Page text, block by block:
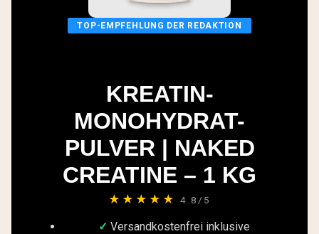
TOP-EMPFEHLUNG DER REDAKTION
KREATIN-
MONOHYDRAT-
PULVER | NAKED
CREATINE – 1 KG
★★★★★ 4.8/5
Versandkostenfrei inklusive